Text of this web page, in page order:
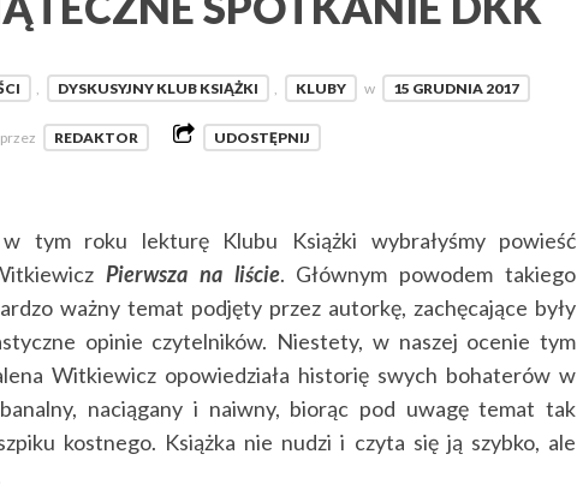
, DYSKUSYJNY KLUB KSIĄŻKI , KLUBY w 15 GRUDNIA 2017
przez REDAKTOR UDOSTĘPNIJ
tym roku lekturę Klubu Książki wybrałyśmy powieść
Pierwsza na liście. Głównym powodem takiego
ważny temat podjęty przez autorkę, zachęcające były
opinie czytelników. Niestety, w naszej ocenie tym
Witkiewicz opowiedziała historię swych bohaterów w
naciągany i naiwny, biorąc pod uwagę temat tak
kostnego. Książka nie nudzi i czyta się ją szybko, ale